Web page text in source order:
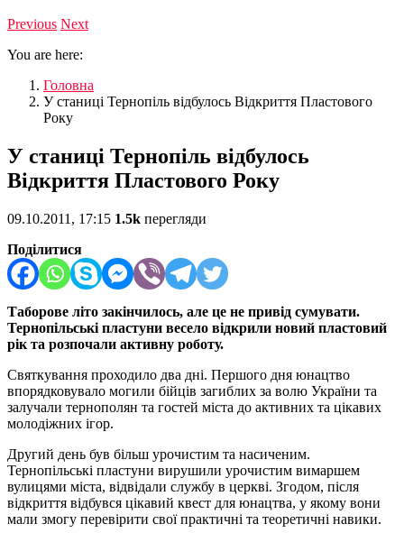
Previous Next
You are here:
Головна
У станиці Тернопіль відбулось Відкриття Пластового
Року
У станиці Тернопіль відбулось
Відкриття Пластового Року
09.10.2011, 17:15 1.5k перегляди
Поділитися
Таборове літо закінчилось, але це не привід сумувати.
Тернопільські пластуни весело відкрили новий пластовий
рік та розпочали активну роботу.
Святкування проходило два дні. Першого дня юнацтво
впорядковувало могили бійців загиблих за волю України та
залучали тернополян та гостей міста до активних та цікавих
молодіжних ігор.
Другий день був більш урочистим та насиченим.
Тернопільські пластуни вирушили урочистим вимаршем
вулицями міста, відвідали службу в церкві. Згодом, після
відкриття відбувся цікавий квест для юнацтва, у якому вони
мали змогу перевірити свої практичні та теоретичні навики.